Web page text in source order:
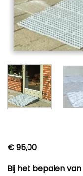
€95,00
Bij het bepalen